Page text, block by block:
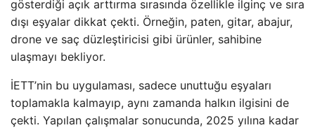
gösterdiği açık arttırma sırasında özellikle ilginç ve sıra
dışı eşyalar dikkat çekti. Örneğin, paten, gitar, abajur,
drone ve saç düzleştiricisi gibi ürünler, sahibine
ulaşmayı bekliyor.
İETT’nin bu uygulaması, sadece unuttuğu eşyaları
toplamakla kalmayıp, aynı zamanda halkın ilgisini de
çekti. Yapılan çalışmalar sonucunda, 2025 yılına kadar